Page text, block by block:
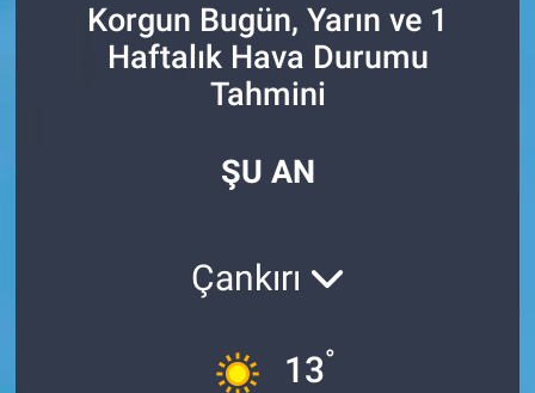
Korgun Bugün, Yarın ve 1
Haftalık Hava Durumu
Tahmini
ŞU AN
Çankırı
13°
Elazığ
Sağlıklı Yaşam
Süper Lig Puan Durumu ve Fikstür
Son Dakika Haberleri